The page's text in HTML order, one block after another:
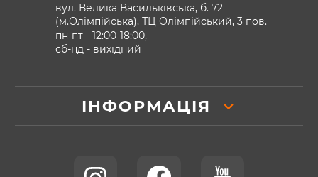
вул. Велика Васильківська, б. 72
(м.Олімпійська), ТЦ Олімпійський, 3 пов.
пн-пт - 12:00-18:00,
сб-нд - вихідний
ІНФОРМАЦІЯ